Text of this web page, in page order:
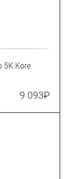
5K Kore
9 093₽